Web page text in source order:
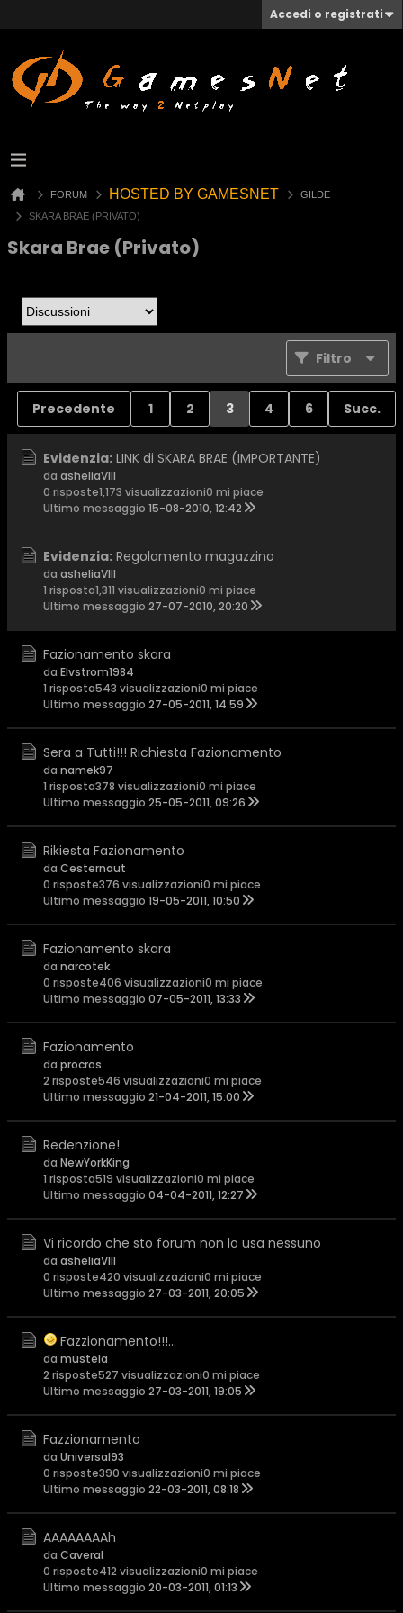
Accedi o registrati
FORUM HOSTED BY GAMESNET
GILDE
SKARA BRAE (PRIVATO)
Skara Brae (Privato)
Filtro
Precedente 1 2 3 4 6 Succ.
Evidenzia: LINK di SKARA BRAE (IMPORTANTE)
da asheliaVIII
0 risposte1,173 visualizzazioni0 mi piace
Ultimo messaggio 15-08-2010, 12:42
Evidenzia: Regolamento magazzino
da asheliaVIII
1 risposta1,311 visualizzazioni0 mi piace
Ultimo messaggio 27-07-2010, 20:20
Fazionamento skara
da Elvstrom1984
1 risposta543 visualizzazioni0 mi piace
Ultimo messaggio 27-05-2011, 14:59
Sera a Tutti!!! Richiesta Fazionamento
da namek97
1 risposta378 visualizzazioni0 mi piace
Ultimo messaggio 25-05-2011, 09:26
Rikiesta Fazionamento
da Cesternaut
0 risposte376 visualizzazioni0 mi piace
Ultimo messaggio 19-05-2011, 10:50
Fazionamento skara
da narcotek
0 risposte406 visualizzazioni0 mi piace
Ultimo messaggio 07-05-2011, 13:33
Fazionamento
da procros
2 risposte546 visualizzazioni0 mi piace
Ultimo messaggio 21-04-2011, 15:00
Redenzione!
da NewYorkKing
1 risposta519 visualizzazioni0 mi piace
Ultimo messaggio 04-04-2011, 12:27
Vi ricordo che sto forum non lo usa nessuno
da asheliaVIII
0 risposte420 visualizzazioni0 mi piace
Ultimo messaggio 27-03-2011, 20:05
Fazzionamento!!!...
da mustela
2 risposte527 visualizzazioni0 mi piace
Ultimo messaggio 27-03-2011, 19:05
Fazzionamento
da Universal93
0 risposte390 visualizzazioni0 mi piace
Ultimo messaggio 22-03-2011, 08:18
AAAAAAAAh
da Caveral
0 risposte412 visualizzazioni0 mi piace
Ultimo messaggio 20-03-2011, 01:13